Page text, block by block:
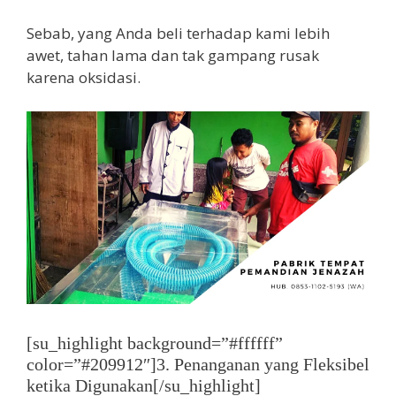
Sebab, yang Anda beli terhadap kami lebih
awet, tahan lama dan tak gampang rusak
karena oksidasi.
[su_highlight background=”#ffffff”
color=”#209912″]3. Penanganan yang Fleksibel
ketika Digunakan[/su_highlight]